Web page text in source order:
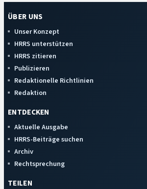
ÜBER UNS
Unser Konzept
HRRS unterstützen
HRRS zitieren
Publizieren
Redaktionelle Richtlinien
Redaktion
ENTDECKEN
Aktuelle Ausgabe
HRRS-Beiträge suchen
Archiv
Rechtsprechung
TEILEN